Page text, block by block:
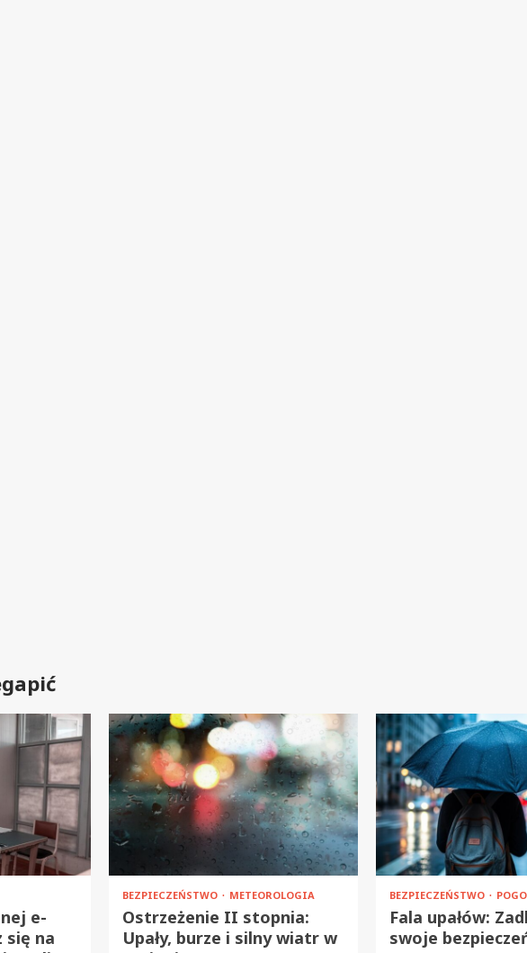
e-
się na
BEZPIECZEŃSTWO METEOROLOGIA
Ostrzeżenie II stopnia:
Upały, burze i silny wiatr w
BEZPIECZEŃSTWO
Fala upałów:
swoje